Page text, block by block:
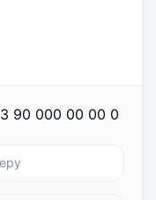
3 90 000 00 00 0